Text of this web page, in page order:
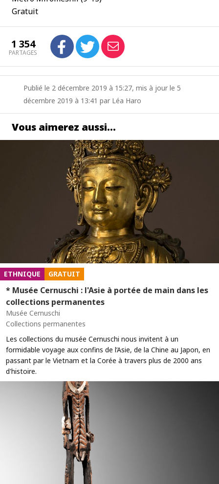
Gratuit
1 354
PARTAGES
Publié le 2 décembre 2019 à 15:27, mis à jour le 5
décembre 2019 à 13:41 par Léa Haro
Vous aimerez aussi…
ETHNIQUE GRATUIT
* Musée Cernuschi : l'Asie à portée de main dans les
collections permanentes
Musée Cernuschi
Collections permanentes
Les collections du musée Cernuschi nous invitent à un
formidable voyage aux confins de l’Asie, de la Chine au Japon, en
passant par le Vietnam et la Corée à travers plus de 2000 ans
d'histoire.